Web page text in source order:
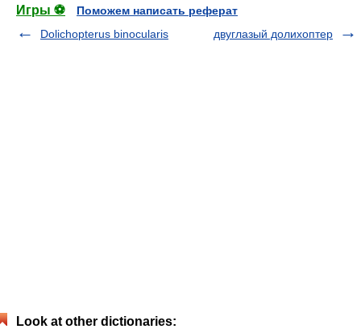
Игры ⚽
Поможем написать реферат
Dolichopterus binocularis
двуглазый долихоптер
Look at other dictionaries: